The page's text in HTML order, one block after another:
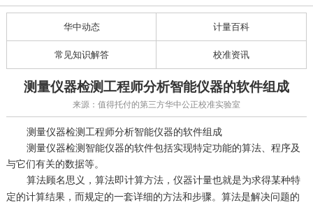
华中动态 计量百科
常见知识解答 校准资讯
测量仪器检测工程师分析智能仪器的软件组成
来源：值得托付的第三方华中公正校准实验室
测量仪器检测工程师分析智能仪器的软件组成
测量仪器检测智能仪器的软件包括实现特定功能的算法、程序及
与它们有关的数据等。
算法顾名思义，算法即计算方法， 仪器计量也就是为求得某种特
定的计算结果，而规定的一套详细的方法和步骤。算法是解决问题的